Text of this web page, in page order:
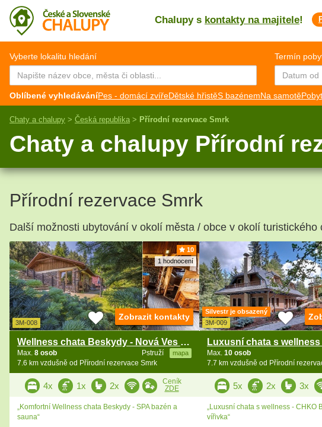
Chalupy s kontakty na majitele!
CZ EN
Vyberte lokalitu hledání Termín
Oblíbené vyhledáváníPes - domácí zvířeDětské hřistěS bazénemNa samotě
Chaty a chalupy > Česká republika > Přírodní rezervace Smrk
Chaty a chalupy Přírodní
Přírodní rezervace Smrk
Další možnosti ubytování v okolí města / obce v okolí
10
1 hodnocení
3M-008
Wellness chata Beskydy - Nová Ves - Čeladná
Pstruží mapa
Max. 8 osob
7.6 km vzdušně od Přírodní rezervace Smrk
Zobrazit kontakty
4x 1x 2x
Ceník
ZDE
„Komfortní Wellness chata Beskydy - SPA bazén a
sauna“
Silvestr je obsazený
3M-009
Max. 10 osob
7.7 km vzdušně od Přírodní
5x 2x 3x
„Luxusní chata s wellness - CHKO
vířivka“